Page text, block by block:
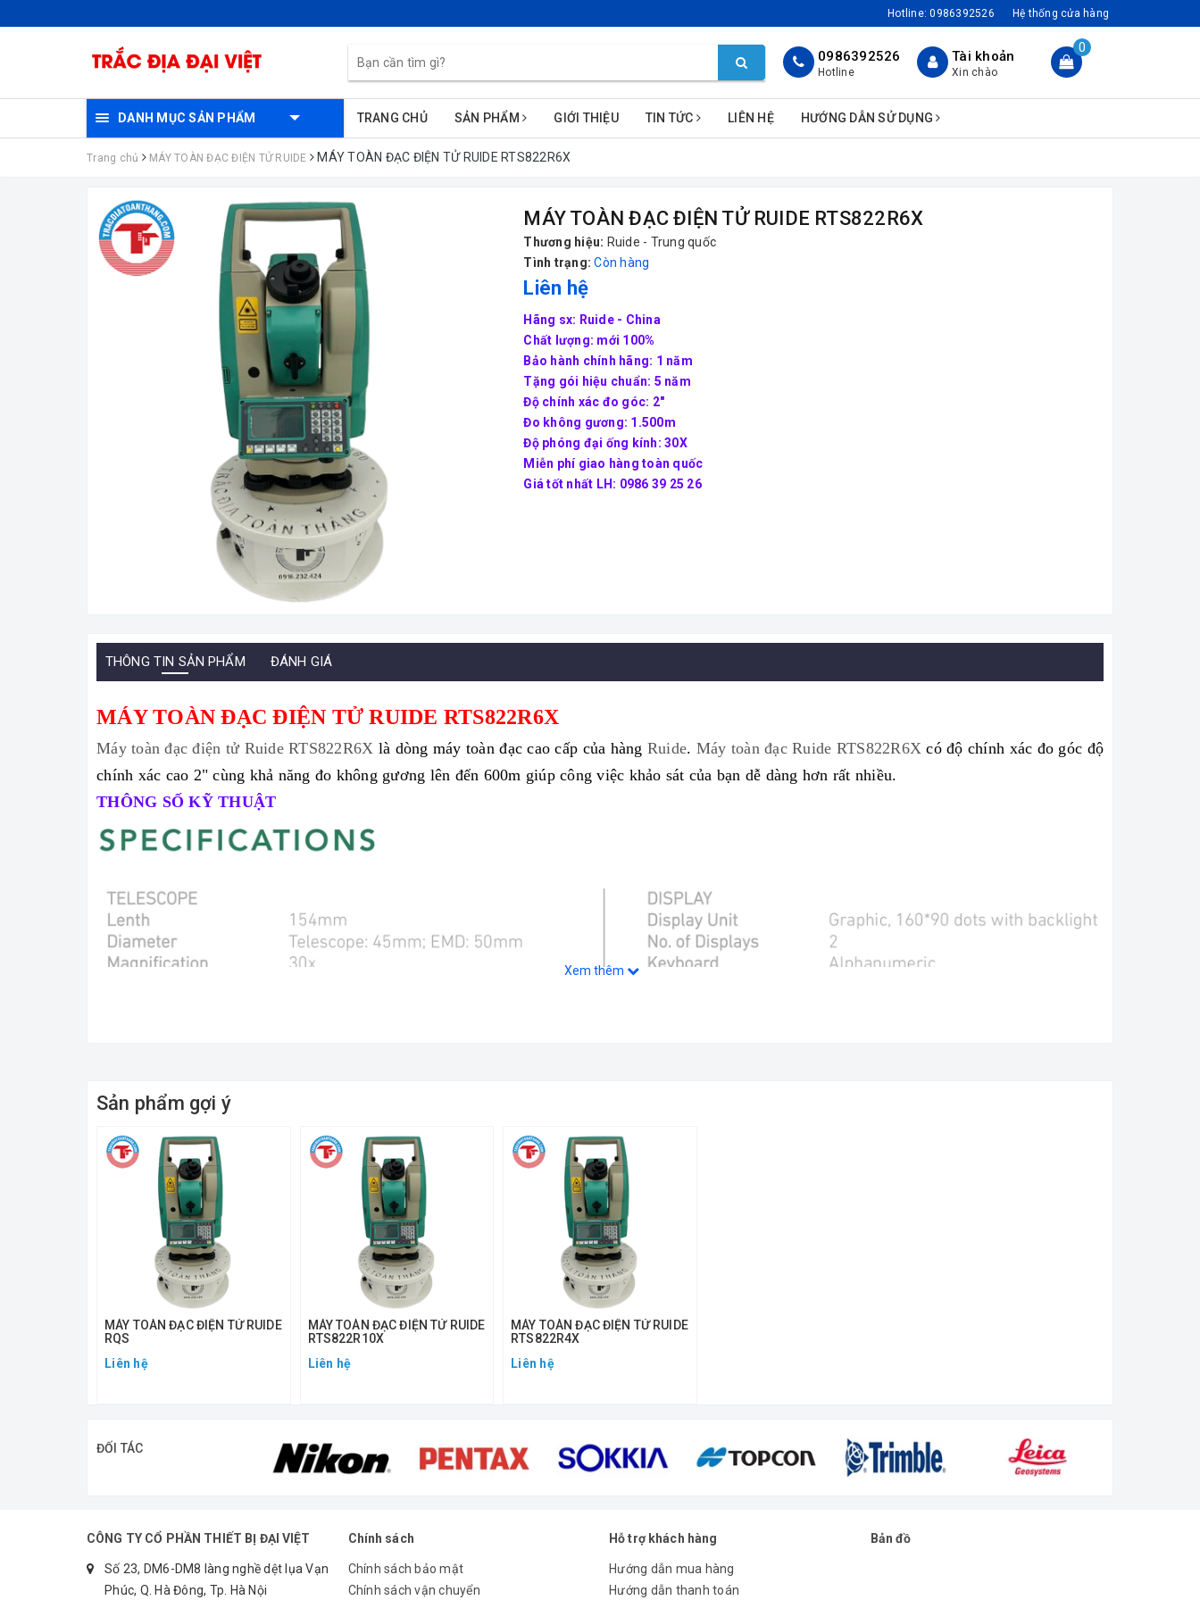
Hotline:0986392526 Hệ thống cửa hàng
0986392526
Hotline
Tài khoản
Xin chào
0
DANH MỤC SẢN PHẨM TRANG CHỦ SẢN PHẨM GIỚI THIỆU TIN TỨC LIÊN HỆ HƯỚNG DẪN SỬ DỤNG
Trang chủ MÁY TOÀN ĐẠC ĐIỆN TỬ RUIDE MÁY TOÀN ĐẠC ĐIỆN TỬ RUIDE RTS822R6X
MÁY TOÀN ĐẠC ĐIỆN TỬ RUIDE RTS822R6X
Thương hiệu: Ruide - Trung quốc
Tình trạng: Còn hàng
Liên hệ
Hãng sx: Ruide - China
Chất lượng: mới 100%
Bảo hành chính hãng: 1 năm
Tặng gói hiệu chuẩn: 5 năm
Độ chính xác đo góc: 2"
Đo không gương: 1.500m
Độ phóng đại ống kính: 30X
Miễn phí giao hàng toàn quốc
Giá tốt nhất LH: 0986 39 25 26
THÔNG TIN SẢN PHẨM ĐÁNH GIÁ
MÁY TOÀN ĐẠC ĐIỆN TỬ RUIDE RTS822R6X
Máy toàn đạc điện tử Ruide RTS822R6X là dòng máy toàn đạc cao cấp của hàng Ruide. Máy toàn đạc Ruide RTS822R6X có độ chính xác đo góc độ
chính xác cao 2" cùng khả năng đo không gương lên đến 600m giúp công việc khảo sát của bạn dễ dàng hơn rất nhiều.
THÔNG SỐ KỸ THUẬT
Xem thêm
Sản phẩm gợi ý
MÁY TOÀN ĐẠC ĐIỆN TỬ RUIDE
RQS
Liên hệ
MÁY TOÀN ĐẠC ĐIỆN TỬ RUIDE
RTS822R10X
Liên hệ
MÁY TOÀN ĐẠC ĐIỆN TỬ RUIDE
RTS822R4X
Liên hệ
ĐỐI TÁC
CÔNG TY CỔ PHẦN THIẾT BỊ ĐẠI VIỆT
Số 23, DM6-DM8 làng nghề dệt lụa Vạn
Phúc, Q. Hà Đông, Tp. Hà Nội
Chính sách
Chính sách bảo mật
Chính sách vận chuyển
Hỗ trợ khách hàng
Hướng dẫn mua hàng
Hướng dẫn thanh toán
Bản đồ